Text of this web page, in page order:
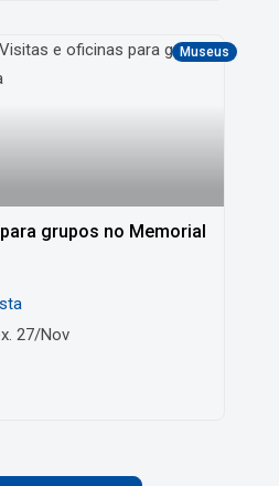
Museus
grupos no Memorial
27/Nov